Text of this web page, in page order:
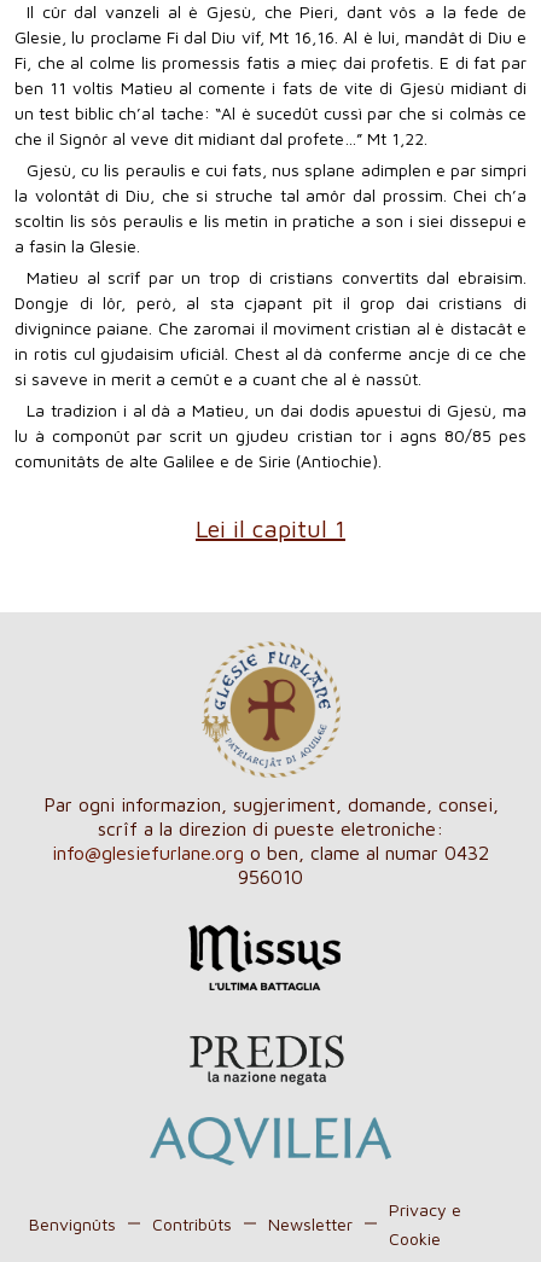
Il cûr dal vanzeli al è Gjesù, che Pieri, dant vôs a la fede de
Glesie, lu proclame Fi dal Diu vîf, Mt 16,16. Al è lui, mandât di Diu e
Fi, che al colme lis promessis fatis a mieç dai profetis. E di fat par
ben 11 voltis Matieu al comente i fats de vite di Gjesù midiant di
un test biblic ch’al tache: “Al è sucedût cussì par che si colmàs ce
che il Signôr al veve dit midiant dal profete…” Mt 1,22.
Gjesù, cu lis peraulis e cui fats, nus splane adimplen e par simpri
la volontât di Diu, che si struche tal amôr dal prossim. Chei ch’a
scoltin lis sôs peraulis e lis metin in pratiche a son i siei dissepui e
a fasin la Glesie.
Matieu al scrîf par un trop di cristians convertîts dal ebraisim.
Dongje di lôr, però, al sta cjapant pît il grop dai cristians di
divignince paiane. Che zaromai il moviment cristian al è distacât e
in rotis cul gjudaisim uficiâl. Chest al dà conferme ancje di ce che
si saveve in merit a cemût e a cuant che al è nassût.
La tradizion i al dà a Matieu, un dai dodis apuestui di Gjesù, ma
lu à componût par scrit un gjudeu cristian tor i agns 80/85 pes
comunitâts de alte Galilee e de Sirie (Antiochie).
Lei il capitul 1
Par ogni informazion, sugjeriment, domande, consei,
scrîf a la direzion di pueste eletroniche:
info@glesiefurlane.org o ben, clame al numar 0432
956010
Benvignûts Contribûts Newsletter
Privacy e
Cookie